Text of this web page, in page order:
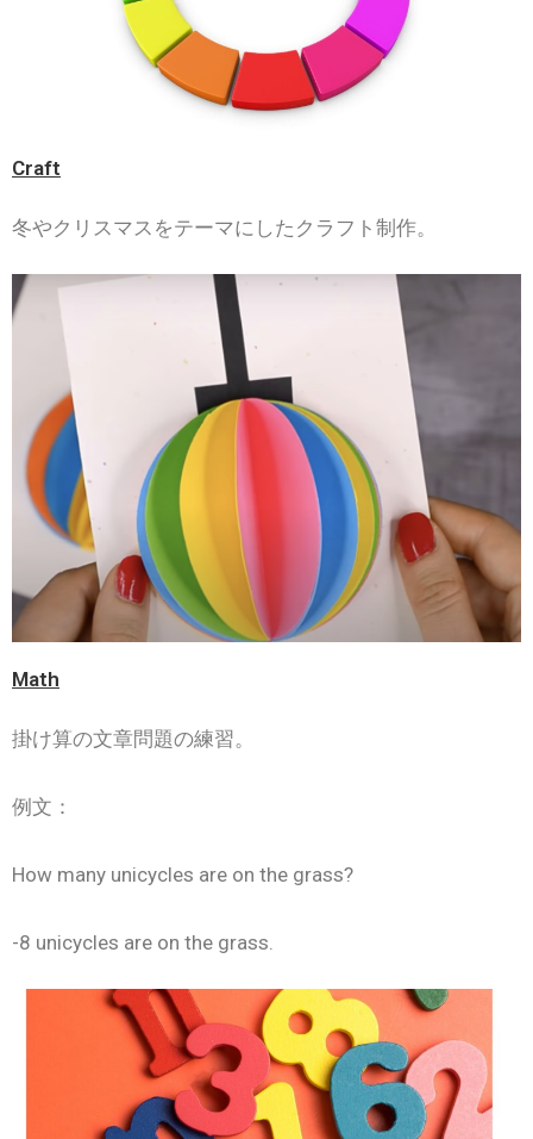
Craft
冬やクリスマスをテーマにしたクラフト制作。
Math
掛け算の文章問題の練習。
例文：
How many unicycles are on the grass?
-8 unicycles are on the grass.